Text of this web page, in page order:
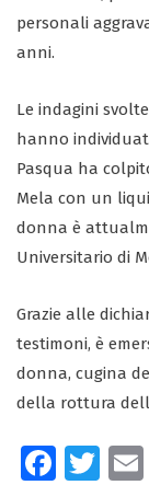
personali
anni.
Le indagini
hanno
Pasqua ha
Mela con un
donna è
Universitario di
Grazie alle
testimoni, è
donna, cugina
della rottura
Fa T